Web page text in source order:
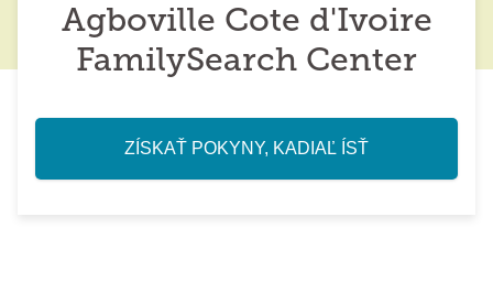
Agboville Cote d'Ivoire
FamilySearch Center
ZÍSKAŤ POKYNY, KADIAĽ ÍSŤ